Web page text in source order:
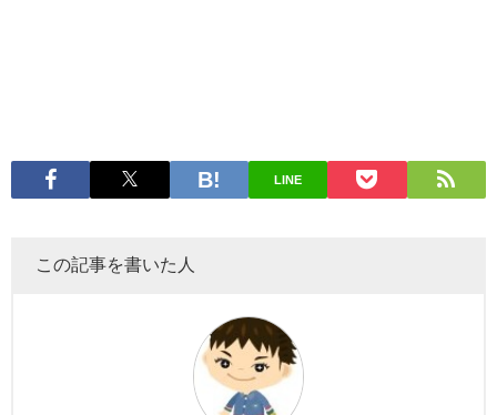
LINE
この記事を書いた人